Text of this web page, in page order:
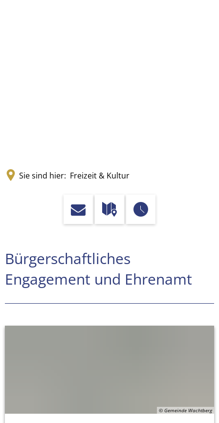
Sie sind hier: Freizeit & Kultur
Bürgerschaftliches
Engagement
und
Bürgerschaftliches
Engagement und Ehrenamt
© Gemeinde Wachtberg